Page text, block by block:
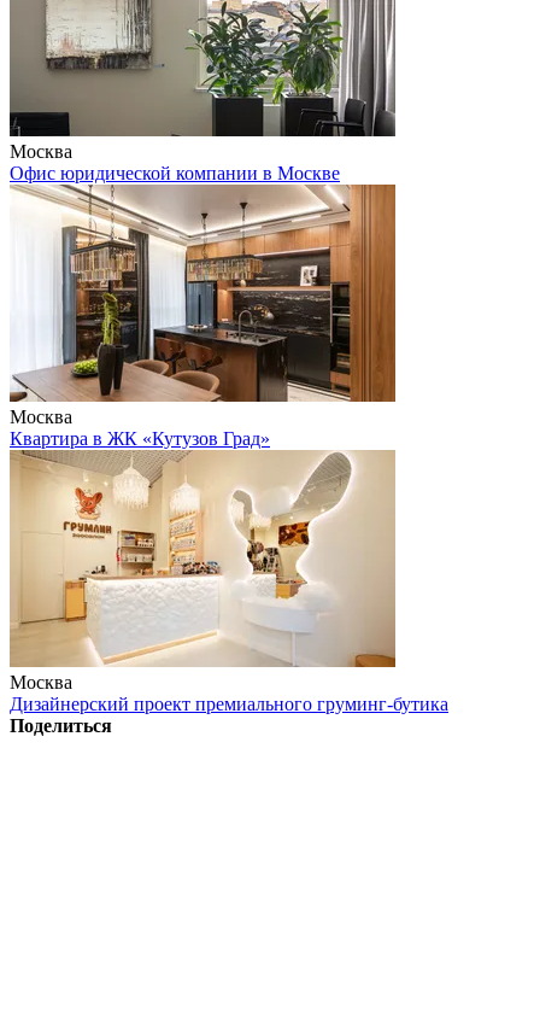
Москва
Офис юридической компании в Москве
Москва
Квартира в ЖК «Кутузов Град»
Москва
Дизайнерский проект премиального груминг-бутика
Поделиться